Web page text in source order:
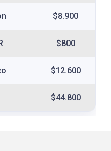
$8.900
$800
$12.600
$44.800